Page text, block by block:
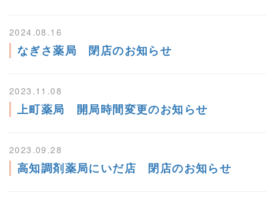
2024.08.16
なぎさ薬局 閉店のお知らせ
2023.11.08
上町薬局 開局時間変更のお知らせ
2023.09.28
高知調剤薬局にいだ店 閉店のお知らせ